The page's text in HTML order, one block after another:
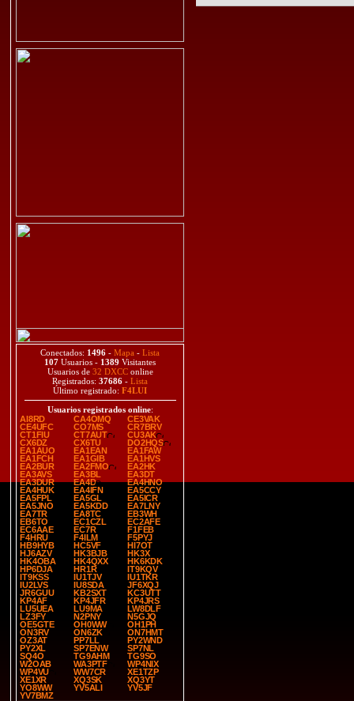
Conectados: 1496 - Mapa - Lista
107 Usuarios - 1389 Visitantes
Usuarios de 32 DXCConline
Registrados: 37686 - Lista
Último registrado: F4LUI
Usuarios registrados online:
AI8RD
CA4OMQ
CE3VAK
CE4UFC
CO7MS
CR7BRV
CT1FIU
CT7AUT
CU3AK
CX6DZ
CX6TU
DO2HQS
EA1AUO
EA1EAN
EA1FAW
EA1FCH
EA1GIB
EA1HVS
EA2BUR
EA2FMO
EA2HK
EA3AVS
EA3BL
EA3DT
EA3DUR
EA4D
EA4HNO
EA4HUK
EA4IFN
EA5CCY
EA5FPL
EA5GL
EA5ICR
EA5JNO
EA5KDD
EA7LNY
EA7TR
EA8TC
EB3WH
EB6TO
EC1CZL
EC2AFE
EC6AAE
EC7R
F1FEB
F4HRU
F4ILM
F5PYJ
HB9HYB
HC5VF
HI7OT
HJ6AZV
HK3BJB
HK3X
HK4OBA
HK4QXX
HK6KDK
HP6DJA
HR1R
IT9KQV
IT9KSS
IU1TJV
IU1TKR
IU2LVS
IU8SDA
JF6XQJ
JR6GUU
KB2SXT
KC3UTT
KP4AF
KP4JFR
KP4JRS
LU5UEA
LU9MA
LW8DLF
LZ3FY
N2PNY
N5GJQ
OE5GTE
OH0WW
OH1PH
ON3RV
ON6ZK
ON7HMT
OZ3AT
PP7LL
PY2WND
PY2XL
SP7ENW
SP7NL
SQ4O
TG9AHM
TG9SO
W2OAB
WA3PTF
WP4NIX
WP4VU
WW7CR
XE1TZP
XE1XR
XQ3SK
XQ3YT
YO8WW
YV5ALI
YV5JF
YV7BMZ